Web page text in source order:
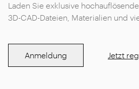
Laden Sie exklusive
3D-CAD-Dateien, Materialien und
Anmeldung Jetzt